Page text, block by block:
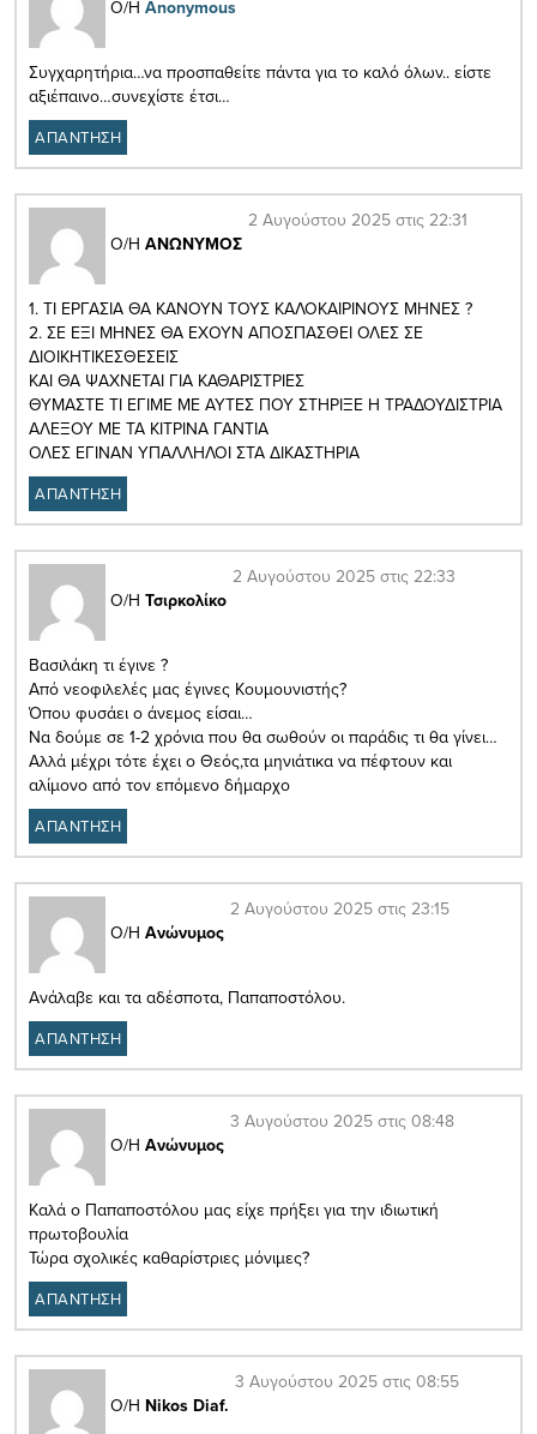
Ο/Η Anonymous
Συγχαρητήρια…να προσπαθείτε πάντα για το καλό όλων.. είστε
αξιέπαινο…συνεχίστε έτσι…
ΑΠΑΝΤΗΣΗ
Ο/Η ΑΝΩΝΥΜΟΣ
2 Αυγούστου 2025 στις 22:31
1. ΤΙ ΕΡΓΑΣΙΑ ΘΑ ΚΑΝΟΥΝ ΤΟΥΣ ΚΑΛΟΚΑΙΡΙΝΟΥΣ ΜΗΝΕΣ ?
2. ΣΕ ΕΞΙ ΜΗΝΕΣ ΘΑ ΕΧΟΥΝ ΑΠΟΣΠΑΣΘΕΙ ΟΛΕΣ ΣΕ
ΔΙΟΙΚΗΤΙΚΕΣΘΕΣΕΙΣ
ΚΑΙ ΘΑ ΨΑΧΝΕΤΑΙ ΓΙΑ ΚΑΘΑΡΙΣΤΡΙΕΣ
ΘΥΜΑΣΤΕ ΤΙ ΕΓΙΜΕ ΜΕ ΑΥΤΕΣ ΠΟΥ ΣΤΗΡΙΞΕ Η ΤΡΑΔΟΥΔΙΣΤΡΙΑ
ΑΛΕΞΟΥ ΜΕ ΤΑ ΚΙΤΡΙΝΑ ΓΑΝΤΙΑ
ΟΛΕΣ ΕΓΙΝΑΝ ΥΠΑΛΛΗΛΟΙ ΣΤΑ ΔΙΚΑΣΤΗΡΙΑ
ΑΠΑΝΤΗΣΗ
Ο/Η Τσιρκολίκο
2 Αυγούστου 2025 στις 22:33
Βασιλάκη τι έγινε ?
Από νεοφιλελές μας έγινες Κουμουνιστής?
Όπου φυσάει ο άνεμος είσαι…
Να δούμε σε 1-2 χρόνια που θα σωθούν οι παράδις τι θα γίνει…
Αλλά μέχρι τότε έχει ο Θεός,τα μηνιάτικα να πέφτουν και
αλίμονο από τον επόμενο δήμαρχο
ΑΠΑΝΤΗΣΗ
Ο/Η Ανώνυμος
2 Αυγούστου 2025 στις 23:15
Ανάλαβε και τα αδέσποτα, Παπαποστόλου.
ΑΠΑΝΤΗΣΗ
Ο/Η Ανώνυμος
3 Αυγούστου 2025 στις 08:48
Καλά ο Παπαποστόλου μας είχε πρήξει για την ιδιωτική
πρωτοβουλία
Τώρα σχολικές καθαρίστριες μόνιμες?
ΑΠΑΝΤΗΣΗ
Ο/Η Nikos Diaf.
3 Αυγούστου 2025 στις 08:55